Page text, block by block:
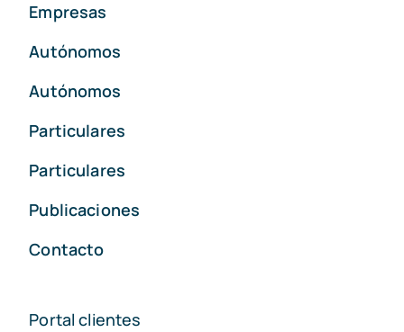
Empresas
Autónomos
Autónomos
Particulares
Particulares
Publicaciones
Contacto
Portal clientes